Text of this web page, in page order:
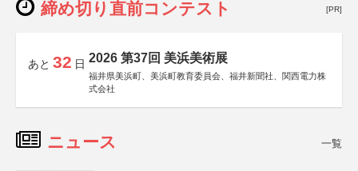
締め切り直前コンテスト [PR]
あと 32 日 2026 第37回 美浜美術展
福井県美浜町、美浜町教育委員会、福井新聞社、関西電力株
式会社
ニュース 一覧